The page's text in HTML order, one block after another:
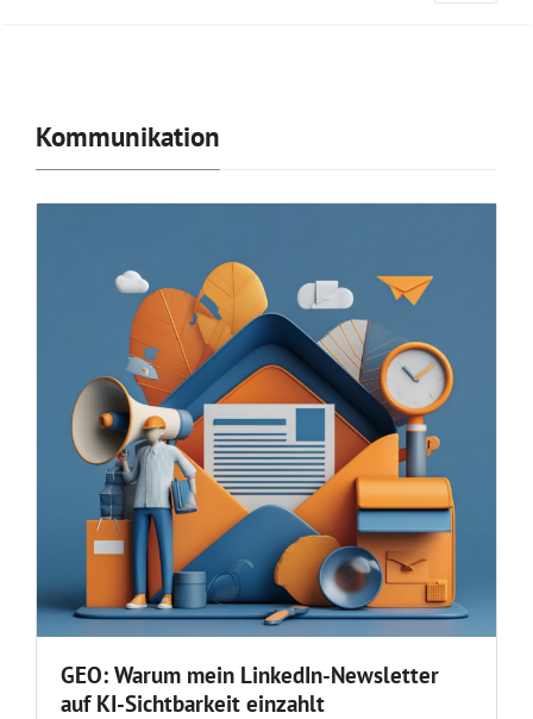
Kommunikation
GEO: Warum mein LinkedIn-Newsletter
auf KI-Sichtbarkeit einzahlt